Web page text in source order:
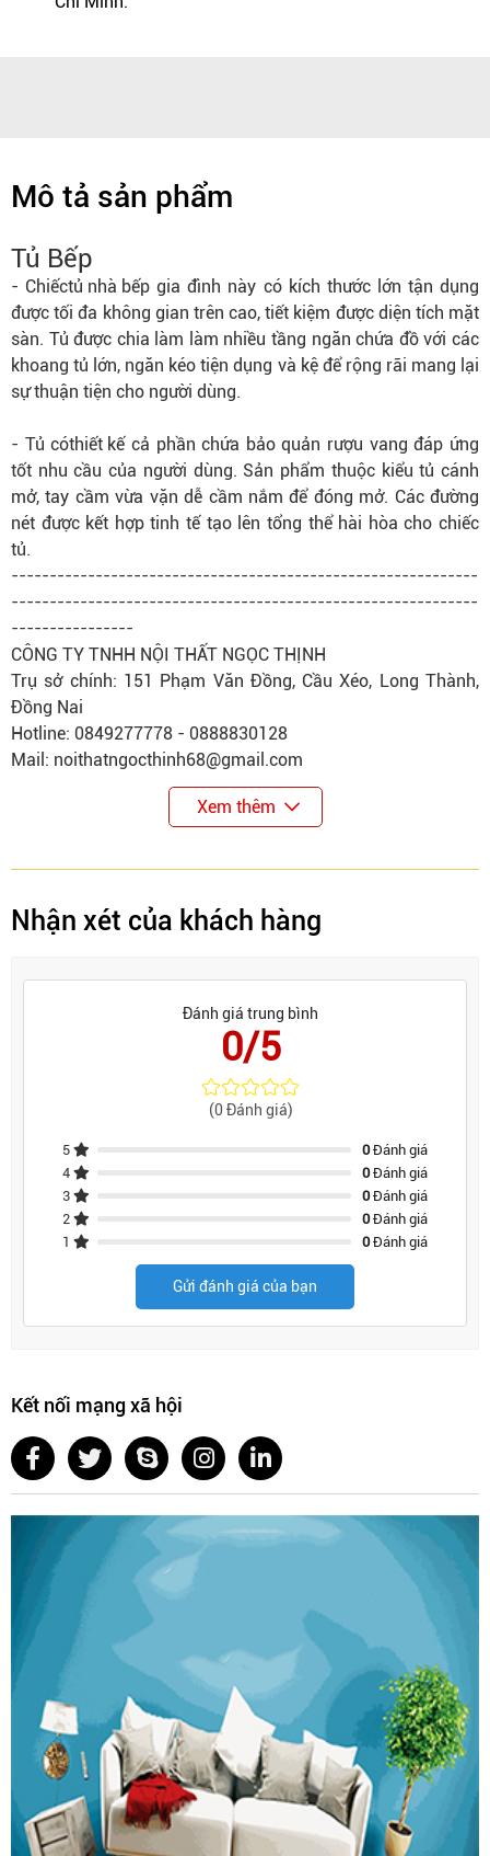
Mô tả sản phẩm
Tủ Bếp
- Chiếctủ nhà bếp gia đình này có kích thước lớn tận dụng
được tối đa không gian trên cao, tiết kiệm được diện tích mặt
sàn. Tủ được chia làm làm nhiều tầng ngăn chứa đồ với các
khoang tủ lớn, ngăn kéo tiện dụng và kệ để rộng rãi mang lại
sự thuận tiện cho người dùng.
- Tủ cóthiết kếcả phần chứa bảo quản rượu vang đáp ứng
tốt nhu cầu của người dùng. Sản phẩm thuộc kiểu tủ cánh
mở, tay cầm vừa vặn dễ cầm nắm để đóng mở. Các đường
nét được kết hợp tinh tế tạo lên tổng thể hài hòa cho chiếc
tủ.
-------------------------------------------------------------
-------------------------------------------------------------
----------------
CÔNG TY TNHH NỘI THẤT NGỌC THỊNH
Trụ sở chính: 151 Phạm Văn Đồng, Cầu Xéo, Long Thành,
Đồng Nai
Hotline: 0849277778 - 0888830128
Mail: noithatngocthinh68@gmail.com
Xem thêm
Nhận xét của khách hàng
Đánh giá trung bình
0/5
(0 Đánh giá)
5 0Đánh giá
4
0Đánh giá
3
0Đánh giá
2
0Đánh giá
1
0Đánh giá
Gửi đánh giá của bạn
Kết nối mạng xã hội